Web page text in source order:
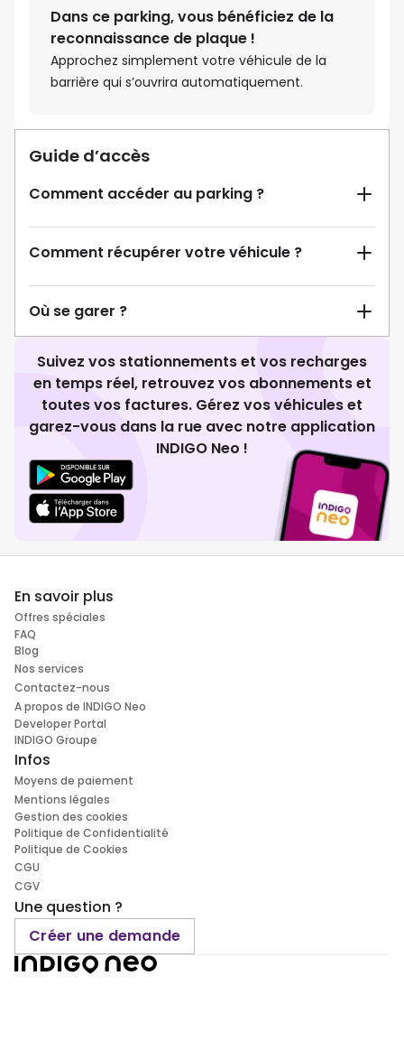
Dans ce parking, vous bénéficiez de la
reconnaissance de plaque !
Approchez simplement votre véhicule de la
barrière qui s’ouvrira automatiquement.
Guide d’accès
Comment accéder au parking ?
Comment récupérer votre véhicule ?
Où se garer ?
Suivez vos stationnements et vos recharges
en temps réel, retrouvez vos abonnements et
toutes vos factures. Gérez vos véhicules et
garez-vous dans la rue avec notre application
INDIGO Neo !
En savoir plus
Offres spéciales
FAQ
Blog
Nos services
Contactez-nous
A propos de INDIGO Neo
Developer Portal
INDIGO Groupe
Infos
Moyens de paiement
Mentions légales
Gestion des cookies
Politique de Confidentialité
Politique de Cookies
CGU
CGV
Une question ?
Créer une demande